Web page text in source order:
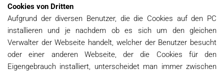
Cookies von Dritten
Aufgrund der diversen Benutzer, die die Cookies auf den PC
installieren und je nachdem ob es sich um den gleichen
Verwalter der Webseite handelt, welcher der Benutzer besucht
oder einer anderen Webseite, der die Cookies für den
Eigengebrauch installiert, unterscheidet man immer zwischen